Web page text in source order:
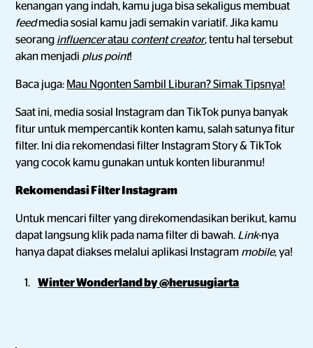
kenangan yang indah, kamu juga bisa sekaligus membuat
feedmedia sosial kamu jadi semakin variatif. Jika kamu
seorang influenceratau content creator, tentu hal tersebut
akan menjadi plus point!
Baca juga: Mau Ngonten Sambil Liburan? Simak Tipsnya!
Saat ini, media sosial Instagram dan TikTok punya banyak
fitur untuk mempercantik konten kamu, salah satunya fitur
filter. Ini dia rekomendasi filter Instagram Story & TikTok
yang cocok kamu gunakan untuk konten liburanmu!
Rekomendasi Filter Instagram
Untuk mencari filter yang direkomendasikan berikut, kamu
dapat langsung klik pada nama filter di bawah. Link-nya
hanya dapat diakses melalui aplikasi Instagram mobile, ya!
Winter Wonderland by @herusugiarta